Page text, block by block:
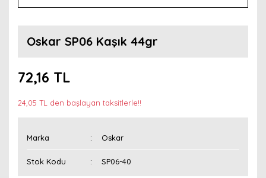
Oskar SP06 Kaşık 44gr
72,16 TL
24,05 TL den başlayan taksitlerle!!
Marka Oskar
Stok Kodu SP06-40